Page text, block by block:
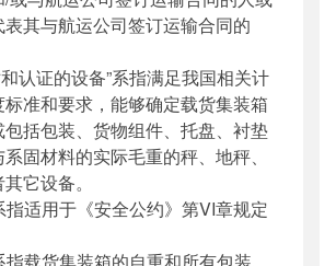
其与航运公司签订运输合同的
认证的设备”系指满足我国相关计
准和要求，能够确定载货集装箱
括包装、货物组件、托盘、衬垫
固材料的实际毛重的秤、地秤、
它设备。
指适用于《安全公约》第VI章规定